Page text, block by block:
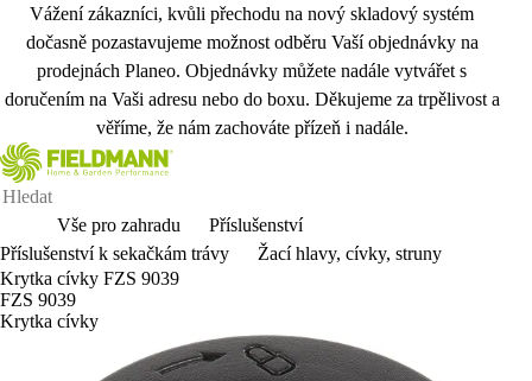
Vážení zákazníci, kvůli přechodu na nový skladový systém
dočasně pozastavujeme možnost odběru Vaší objednávky na
prodejnách Planeo. Objednávky můžete nadále vytvářet s
doručením na Vaši adresu nebo do boxu. Děkujeme za trpělivost a
věříme, že nám zachováte přízeň i nadále.
Vše pro zahradu
Příslušenství
Příslušenství k sekačkám trávy
Žací hlavy, cívky, struny
Krytka cívky FZS 9039
FZS 9039
Krytka cívky